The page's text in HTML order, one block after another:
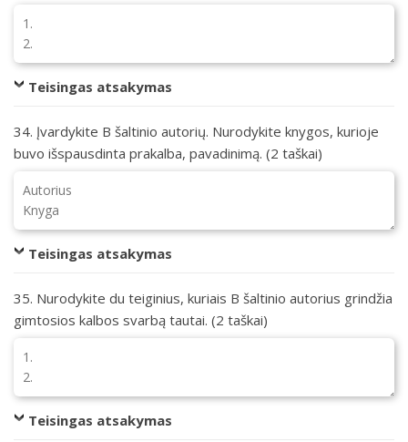
Teisingas atsakymas
34. Įvardykite B šaltinio autorių. Nurodykite knygos, kurioje
buvo išspausdinta prakalba, pavadinimą. (2 taškai)
Teisingas atsakymas
35. Nurodykite du teiginius, kuriais B šaltinio autorius grindžia
gimtosios kalbos svarbą tautai. (2 taškai)
Teisingas atsakymas